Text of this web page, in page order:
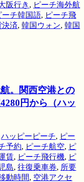
阪行き , ピーチ海外航
ーチ韓国語, ピーチ飛
決済, 韓国ウォン, 韓国
。関西空港との
円から（ハッ
ハッピーピーチ, ピー
予約, ピーチ航空, ピ
賃, ピーチ飛行機, ピ
島, 往復乗車券, 所要
動時間, 空港アクセ